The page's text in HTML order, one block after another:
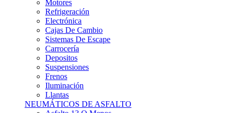
Motores
Refrigeración
Electrónica
Cajas De Cambio
Sistemas De Escape
Carrocería
Depositos
Suspensiones
Frenos
Iluminación
Llantas
NEUMÁTICOS DE ASFALTO